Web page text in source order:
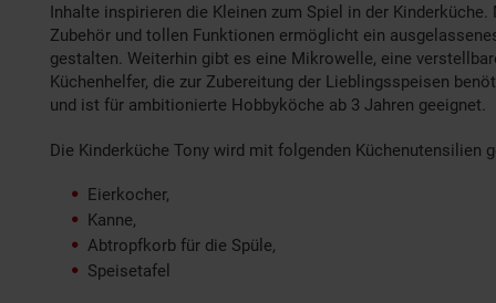
Inhalte inspirieren die Kleinen zum Spiel in der
Zubehör und tollen Funktionen ermöglicht ein
gestalten. Weiterhin gibt es eine Mikrowelle, eine
Küchenhelfer, die zur Zubereitung der Lieblingsspeisen
und ist für ambitionierte Hobbyköche ab 3 Jahren geeignet.
Die Kinderküche Tony wird mit folgenden Küchenutensilien
Eierkocher,
Kanne,
Abtropfkorb für die Spüle,
Speisetafel